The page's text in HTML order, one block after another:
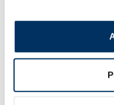
pakalpojumus. Ja
izmantošanai, lūdzu,
Populārākie